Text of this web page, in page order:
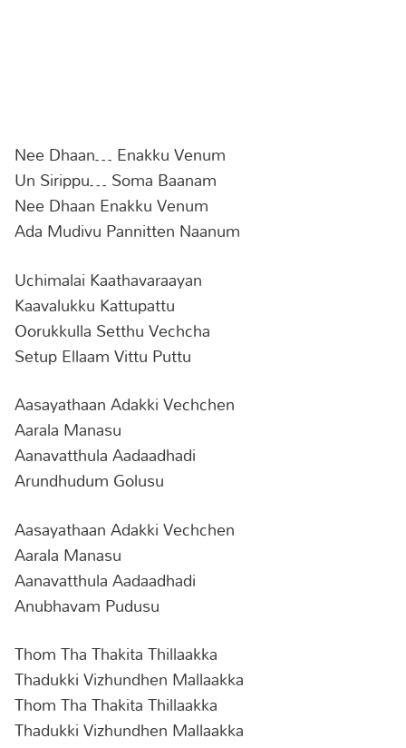
Nee Dhaan… Enakku Venum
Un Sirippu… Soma Baanam
Nee Dhaan Enakku Venum
Ada Mudivu Pannitten Naanum
Uchimalai Kaathavaraayan
Kaavalukku Kattupattu
Oorukkulla Setthu Vechcha
Setup Ellaam Vittu Puttu
Aasayathaan Adakki Vechchen
Aarala Manasu
Aanavatthula Aadaadhadi
Arundhudum Golusu
Aasayathaan Adakki Vechchen
Aarala Manasu
Aanavatthula Aadaadhadi
Anubhavam Pudusu
Thom Tha Thakita Thillaakka
Thadukki Vizhundhen Mallaakka
Thom Tha Thakita Thillaakka
Thadukki Vizhundhen Mallaakka